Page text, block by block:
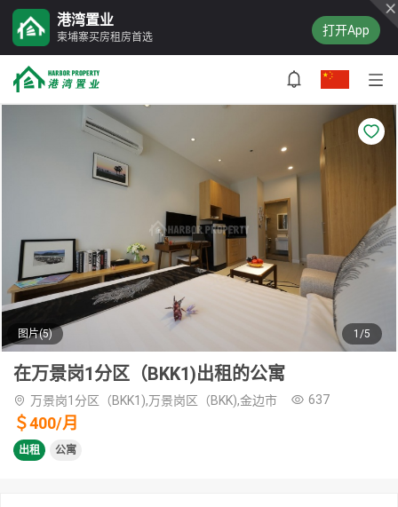
港湾置业
柬埔寨买房租房首选 打开App
图片(5) 1/5
在万景岗1分区（BKK1)出租的公寓
万景岗1分区（BKK1),万景岗区（BKK),金边市 637
＄400/月
出租 公寓